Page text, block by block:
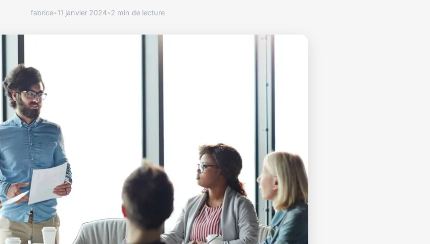
fabrice•11 janvier 2024•2 min de lecture